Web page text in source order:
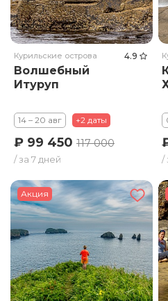
Курильские острова 4.9
Волшебный
Итуруп
14 – 20 авг +2 даты
₽ 99 450 117 000
/ за 7 дней /
Акция